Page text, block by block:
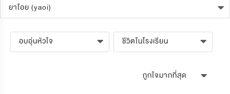
ยาโอย (yaoi)
อบอุ่นหัวใจ ชีวิตในโรงเรียน
ถูกใจมากที่สุด